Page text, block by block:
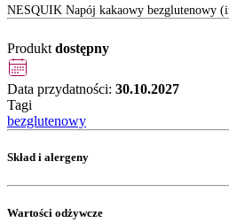
NESQUIK Napój kakaowy bezglutenowy
Produkt dostępny
Data przydatności: 30.10.2027
Tagi
bezglutenowy
Skład i alergeny
Wartości odżywcze